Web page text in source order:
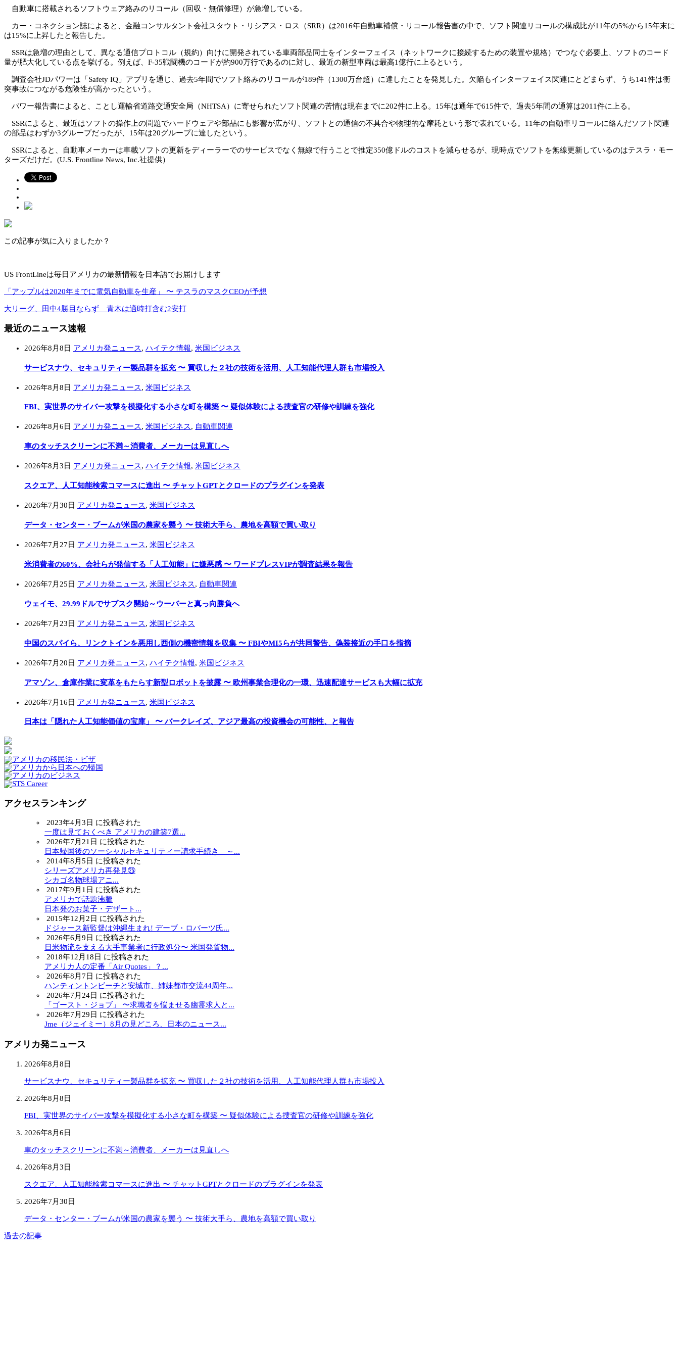
自動車に搭載されるソフトウェア絡みのリコール（回収・無償修理）が急増している。
カー・コネクション誌によると、金融コンサルタント会社スタウト・リシアス・ロス（SRR）は2016年自動車補償・リコール報告書の中で、ソフト関連リコールの構成比が11年の5%から15年末に
は15%に上昇したと報告した。
SSRは急増の理由として、異なる通信プロトコル（規約）向けに開発されている車両部品同士をインターフェイス（ネットワークに接続するための装置や規格）でつなぐ必要上、ソフトのコード
量が肥大化している点を挙げる。例えば、F-35戦闘機のコードが約900万行であるのに対し、最近の新型車両は最高1億行に上るという。
調査会社JDパワーは「Safety IQ」アプリを通じ、過去5年間でソフト絡みのリコールが189件（1300万台超）に達したことを発見した。欠陥もインターフェイス関連にとどまらず、うち141件は衝
突事故につながる危険性が高かったという。
パワー報告書によると、ことし運輸省道路交通安全局（NHTSA）に寄せられたソフト関連の苦情は現在までに202件に上る。15年は通年で615件で、過去5年間の通算は2011件に上る。
SSRによると、最近はソフトの操作上の問題でハードウェアや部品にも影響が広がり、ソフトとの通信の不具合や物理的な摩耗という形で表れている。11年の自動車リコールに絡んだソフト関連
の部品はわずか3グループだったが、15年は20グループに達したという。
SSRによると、自動車メーカーは車載ソフトの更新をディーラーでのサービスでなく無線で行うことで推定350億ドルのコストを減らせるが、現時点でソフトを無線更新しているのはテスラ・モー
ターズだけだ。(U.S. Frontline News, Inc.社提供）
この記事が気に入りましたか？
US FrontLineは毎日アメリカの最新情報を日本語でお届けします
「アップルは2020年までに電気自動車を生産」 〜 テスラのマスクCEOが予想
大リーグ、田中4勝目ならず 青木は適時打含む2安打
最近のニュース速報
2026年8月8日 アメリカ発ニュース, ハイテク情報, 米国ビジネス
サービスナウ、セキュリティー製品群を拡充 〜 買収した２社の技術を活用、人工知能代理人群も市場投入
2026年8月8日 アメリカ発ニュース, 米国ビジネス
FBI、実世界のサイバー攻撃を模擬化する小さな町を構築 〜 疑似体験による捜査官の研修や訓練を強化
2026年8月6日 アメリカ発ニュース, 米国ビジネス, 自動車関連
車のタッチスクリーンに不満～消費者、メーカーは見直しへ
2026年8月3日 アメリカ発ニュース, ハイテク情報, 米国ビジネス
スクエア、人工知能検索コマースに進出 〜 チャットGPTとクロードのプラグインを発表
2026年7月30日 アメリカ発ニュース, 米国ビジネス
データ・センター・ブームが米国の農家を襲う 〜 技術大手ら、農地を高額で買い取り
2026年7月27日 アメリカ発ニュース, 米国ビジネス
米消費者の60%、会社らが発信する「人工知能」に嫌悪感 〜 ワードプレスVIPが調査結果を報告
2026年7月25日 アメリカ発ニュース, 米国ビジネス, 自動車関連
ウェイモ、29.99ドルでサブスク開始～ウーバーと真っ向勝負へ
2026年7月23日 アメリカ発ニュース, 米国ビジネス
中国のスパイら、リンクトインを悪用し西側の機密情報を収集 〜 FBIやMI5らが共同警告、偽装接近の手口を指摘
2026年7月20日 アメリカ発ニュース, ハイテク情報, 米国ビジネス
アマゾン、倉庫作業に変革をもたらす新型ロボットを披露 〜 欧州事業合理化の一環、迅速配達サービスも大幅に拡充
2026年7月16日 アメリカ発ニュース, 米国ビジネス
日本は「隠れた人工知能価値の宝庫」 〜 バークレイズ、アジア最高の投資機会の可能性、と報告
アクセスランキング
2023年4月3日 に投稿された
一度は見ておくべき アメリカの建築7選...
2026年7月21日 に投稿された
日本帰国後のソーシャルセキュリティー請求手続き ～...
2014年8月5日 に投稿された
シリーズアメリカ再発見㉕
シカゴ名物球場アニ...
2017年9月1日 に投稿された
アメリカで話題沸騰
日本発のお菓子・デザート...
2015年12月2日 に投稿された
ドジャース新監督は沖縄生まれ! デーブ・ロバーツ氏...
2026年6月9日 に投稿された
日米物流を支える大手事業者に行政処分〜 米国発貨物...
2018年12月18日 に投稿された
アメリカ人の定番「Air Quotes」？...
2026年8月7日 に投稿された
ハンティントンビーチと安城市、姉妹都市交流44周年...
2026年7月24日 に投稿された
「ゴースト・ジョブ」 〜求職者を悩ませる幽霊求人と...
2026年7月29日 に投稿された
Jme（ジェイミー）8月の見どころ、日本のニュース...
アメリカ発ニュース
2026年8月8日
サービスナウ、セキュリティー製品群を拡充 〜 買収した２社の技術を活用、人工知能代理人群も市場投入
2026年8月8日
FBI、実世界のサイバー攻撃を模擬化する小さな町を構築 〜 疑似体験による捜査官の研修や訓練を強化
2026年8月6日
車のタッチスクリーンに不満～消費者、メーカーは見直しへ
2026年8月3日
スクエア、人工知能検索コマースに進出 〜 チャットGPTとクロードのプラグインを発表
2026年7月30日
データ・センター・ブームが米国の農家を襲う 〜 技術大手ら、農地を高額で買い取り
過去の記事